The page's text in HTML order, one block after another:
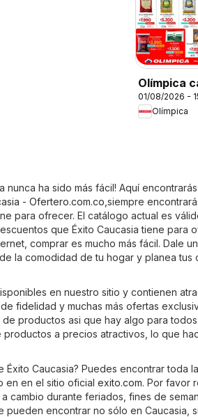
Olímpica
Más
ahorro
01/08/2026 -
Olímpica
ha sido más fácil! Aquí encontrarás
- Ofertero.com.co ,siempre
para ofrecer. El catálogo actual es
que Éxito Caucasia tiene para
comprar es mucho más fácil. Dale
la comodidad de tu hogar y planea tus
en nuestro sitio y contienen
fidelidad y muchas más ofertas
productos asi que hay algo para
a precios atractivos, lo que
Caucasia? Puedes encontrar toda la
en en el sitio oficial exito.com. Por favor
cambio durante feriados, fines de
pueden encontrar no sólo en Caucasia,